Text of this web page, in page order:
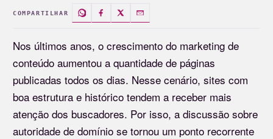
COMPARTILHAR
Nos últimos anos, o crescimento do marketing de
conteúdo aumentou a quantidade de páginas
publicadas todos os dias. Nesse cenário, sites com
boa estrutura e histórico tendem a receber mais
atenção dos buscadores. Por isso, a discussão sobre
autoridade de domínio se tornou um ponto recorrente